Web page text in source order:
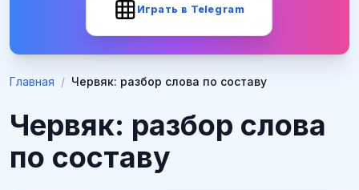
Играть в Telegram
Главная / Червяк: разбор слова по составу
Червяк: разбор слова
по составу